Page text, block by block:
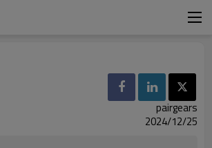
pairgears
2024/12/25